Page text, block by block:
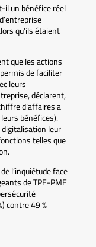
il un bénéfice réel
qu’ils étaient
que les actions
de faciliter
leurs
déclarent,
d’affaires a
bénéfices).
leur
telles que
l’inquiétude face
de TPE-PME
contre 49 %